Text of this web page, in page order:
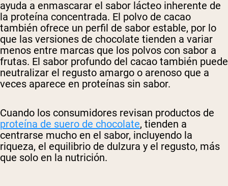
ayuda a enmascarar el sabor lácteo inherente de
la proteína concentrada. El polvo de cacao
también ofrece un perfil de sabor estable, por lo
que las versiones de chocolate tienden a variar
menos entre marcas que los polvos con sabor a
frutas. El sabor profundo del cacao también puede
neutralizar el regusto amargo o arenoso que a
veces aparece en proteínas sin sabor.
Cuando los consumidores revisan productos de
proteína de suero de chocolate, tienden a
centrarse mucho en el sabor, incluyendo la
riqueza, el equilibrio de dulzura y el regusto, más
que solo en la nutrición.